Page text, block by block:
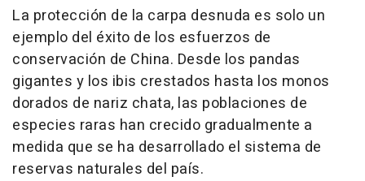
La protección de la carpa desnuda es solo un
ejemplo del éxito de los esfuerzos de
conservación de China. Desde los pandas
gigantes y los ibis crestados hasta los monos
dorados de nariz chata, las poblaciones de
especies raras han crecido gradualmente a
medida que se ha desarrollado el sistema de
reservas naturales del país.